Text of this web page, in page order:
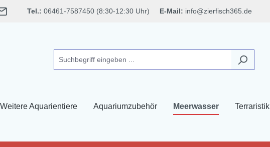
Tel.: 06461-7587450 (8:30-12:30 Uhr) E-Mail: info@zierfisch365.de
Weitere Aquarientiere Aquariumzubehör Meerwasser Terraristik